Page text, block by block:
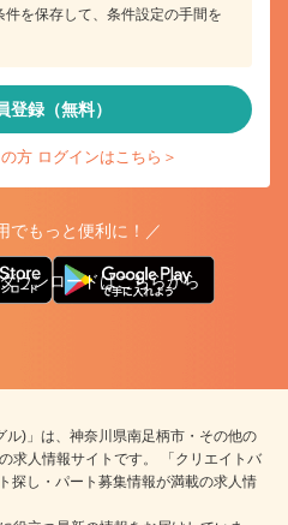
件を保存して、条件設定の手間を
登録（無料）
方 ログインはこちら＞
でもっと便利に！／
ウンロードはこちらから
ル)」は、神奈川県南足柄市・その他の
求人情報サイトです。 「クリエイトバ
探し・パート募集情報が満載の求人情